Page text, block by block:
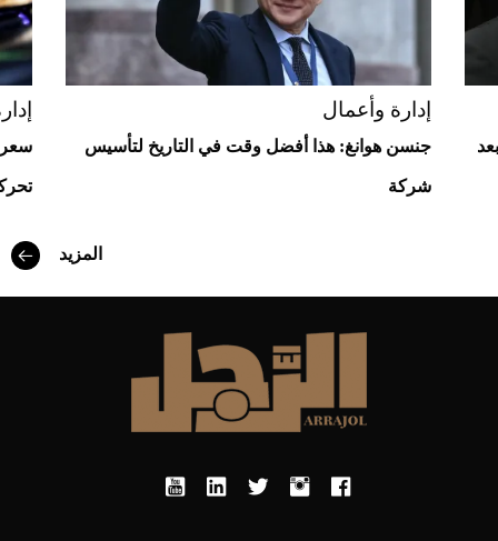
إدارة وأعمال
جنسن هوانغ: هذا أفضل وقت في التاريخ لتأسيس
شركة
المزيد